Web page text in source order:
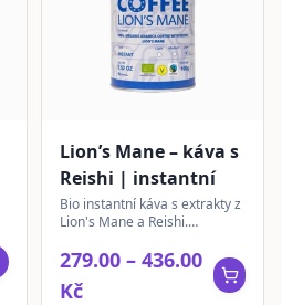
Lion’s Mane – káva s
Reishi | instantní
Bio instantní káva s extrakty z
Lion's Mane a Reishi.
vitamíny a minerály.
279.00 – 436.00
Kč